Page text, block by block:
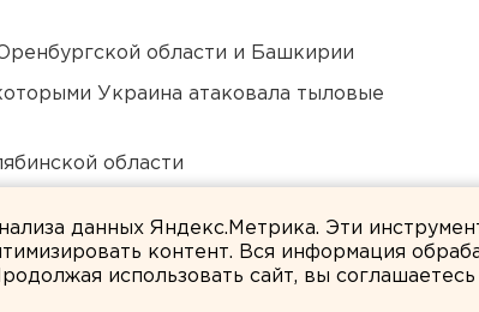
области и Башкирии
Украина атаковала тыловые
области
данных Яндекс.Метрика. Эти
контент. Вся информация
использовать сайт, вы